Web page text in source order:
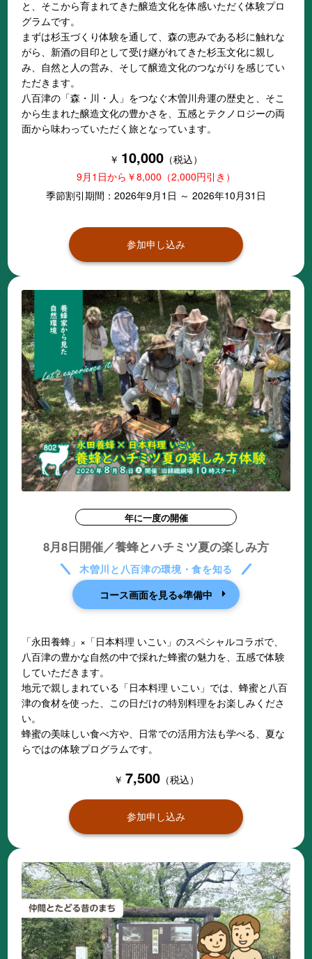
と、そこから育まれてきた醸造文化を体感いただく体験プロ
グラムです。
まずは杉玉づくり体験を通して、森の恵みである杉に触れな
がら、新酒の目印として受け継がれてきた杉玉文化に親し
み、自然と人の営み、そして醸造文化のつながりを感じてい
ただきます。
八百津の「森・川・人」をつなぐ木曽川舟運の歴史と、そこ
から生まれた醸造文化の豊かさを、五感とテクノロジーの両
面から味わっていただく旅となっています。
￥ 10,000 （税込）
9月1日から￥8,000（2,000円引き）
季節割引期間：2026年9月1日 ～ 2026年10月31日
参加申し込み
年に一度の開催
8月8日開催／養蜂とハチミツ夏の楽しみ方
木曽川と八百津の環境・食を知る
コース画面を見る※準備中
「永田養蜂」×「日本料理 いこい」のスペシャルコラボで、
八百津の豊かな自然の中で採れた蜂蜜の魅力を、五感で体験
していただきます。
地元で親しまれている「日本料理 いこい」では、蜂蜜と八百
津の食材を使った、この日だけの特別料理をお楽しみくださ
い。
蜂蜜の美味しい食べ方や、日常での活用方法も学べる、夏な
らではの体験プログラムです。
￥ 7,500（税込）
参加申し込み